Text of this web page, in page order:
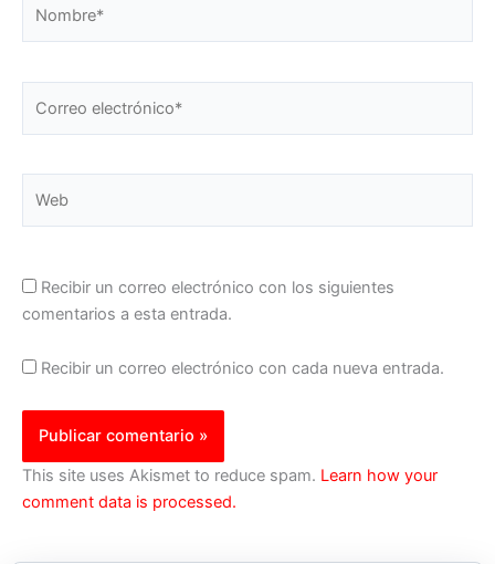
electrónico*
Recibir un correo electrónico con los siguientes
comentarios a esta entrada.
Recibir un correo electrónico con cada nueva entrada.
This site uses Akismet to reduce spam. Learn how your
comment data is processed.